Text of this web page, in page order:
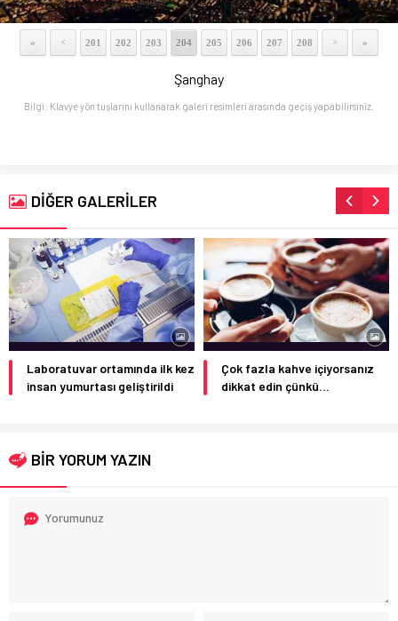
« < 201 202 203 204 205 206 207 208 > »
Şanghay
Bilgi: Klavye yön tuşlarını kullanarak galeri resimleri arasında geçiş yapabilirsiniz.
DİĞER GALERİLER
Laboratuvar ortamında ilk kez
insan yumurtası geliştirildi
Çok fazla kahve içiyorsanız
dikkat edin çünkü…
BİR YORUM YAZIN